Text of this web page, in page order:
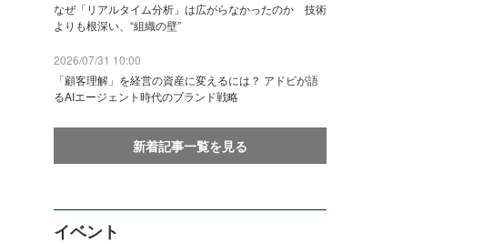
なぜ「リアルタイム分析」は広がらなかったのか 技術
よりも根深い、“組織の壁”
2026/07/31 10:00
「顧客理解」を経営の資産に変えるには？ アドビが語
るAIエージェント時代のブランド戦略
新着記事一覧を見る
イベント